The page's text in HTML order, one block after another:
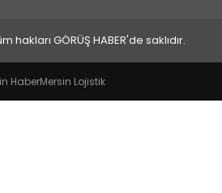
hakları GÖRÜŞ HABER'de saklıdır.
HaberMersin Lojistik